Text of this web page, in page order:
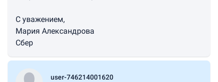
С уважением,
Мария Александрова
Сбер
user-746214001620